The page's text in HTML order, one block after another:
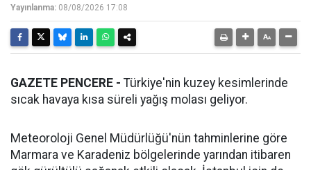
Yayınlanma: 08/08/2026 17:08
GAZETE PENCERE - Türkiye'nin kuzey kesimlerinde
sıcak havaya kısa süreli yağış molası geliyor.
Meteoroloji Genel Müdürlüğü'nün tahminlerine göre
Marmara ve Karadeniz bölgelerinde yarından itibaren